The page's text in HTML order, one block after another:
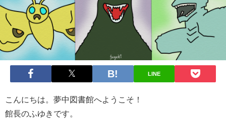
LINE
こんにちは。夢中図書館へようこそ！
館長のふゆきです。